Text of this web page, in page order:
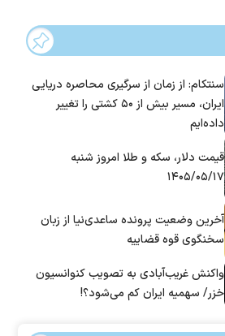
سنتکام: از زمان از سرگیری محاصره دریایی
ایران، مسیر بیش از ۵۰ کشتی را تغییر
داده‌ایم
قیمت دلار، سکه و طلا امروز شنبه
۱۴۰۵/۰۵/۱۷
آخرین وضعیت پرونده ساعدی‌نیا از زبان
سخنگوی قوه قضاییه
واکنش غریب‌آبادی به تصویب کنوانسیون
خزر/ سهمیه ایران کم می‌شود؟!